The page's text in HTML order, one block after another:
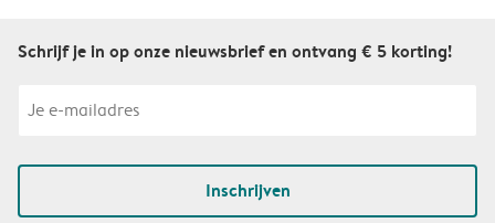
Schrijf je in op onze nieuwsbrief en ontvang € 5 korting!
Inschrijven